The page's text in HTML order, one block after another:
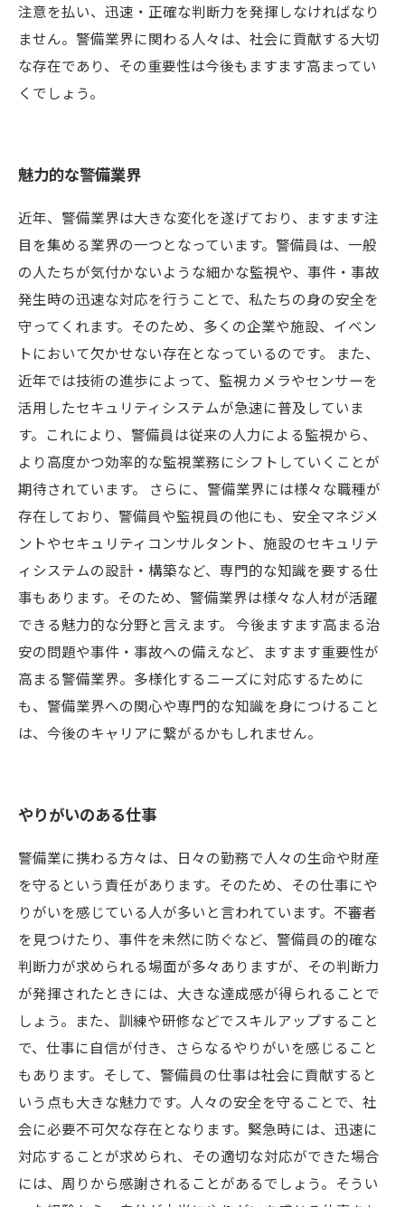
注意を払い、迅速・正確な判断力を発揮しなければなり
ません。警備業界に関わる人々は、社会に貢献する大切
な存在であり、その重要性は今後もますます高まってい
くでしょう。
魅力的な警備業界
近年、警備業界は大きな変化を遂げており、ますます注
目を集める業界の一つとなっています。警備員は、一般
の人たちが気付かないような細かな監視や、事件・事故
発生時の迅速な対応を行うことで、私たちの身の安全を
守ってくれます。そのため、多くの企業や施設、イベン
トにおいて欠かせない存在となっているのです。 また、
近年では技術の進歩によって、監視カメラやセンサーを
活用したセキュリティシステムが急速に普及していま
す。これにより、警備員は従来の人力による監視から、
より高度かつ効率的な監視業務にシフトしていくことが
期待されています。 さらに、警備業界には様々な職種が
存在しており、警備員や監視員の他にも、安全マネジメ
ントやセキュリティコンサルタント、施設のセキュリテ
ィシステムの設計・構築など、専門的な知識を要する仕
事もあります。そのため、警備業界は様々な人材が活躍
できる魅力的な分野と言えます。 今後ますます高まる治
安の問題や事件・事故への備えなど、ますます重要性が
高まる警備業界。多様化するニーズに対応するために
も、警備業界への関心や専門的な知識を身につけること
は、今後のキャリアに繋がるかもしれません。
やりがいのある仕事
警備業に携わる方々は、日々の勤務で人々の生命や財産
を守るという責任があります。そのため、その仕事にや
りがいを感じている人が多いと言われています。不審者
を見つけたり、事件を未然に防ぐなど、警備員の的確な
判断力が求められる場面が多々ありますが、その判断力
が発揮されたときには、大きな達成感が得られることで
しょう。また、訓練や研修などでスキルアップすること
で、仕事に自信が付き、さらなるやりがいを感じること
もあります。そして、警備員の仕事は社会に貢献すると
いう点も大きな魅力です。人々の安全を守ることで、社
会に必要不可欠な存在となります。緊急時には、迅速に
対応することが求められ、その適切な対応ができた場合
には、周りから感謝されることがあるでしょう。そうい